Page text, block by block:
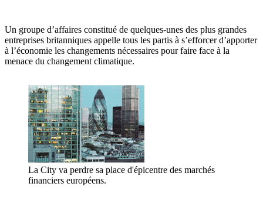
Un groupe d’affaires constitué de quelques-unes des plus grandes
entreprises britanniques appelle tous les partis à s’efforcer d’apporter
à l’économie les changements nécessaires pour faire face à la
menace du changement climatique.
La City va perdre sa place d'épicentre des marchés
financiers européens.